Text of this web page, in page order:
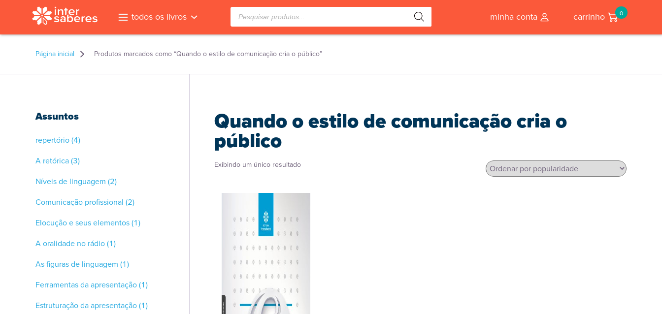
todos os livros Pesquisar
produtos minha conta carrinho 0
Página inicial Produtos marcados como “Quando o estilo de comunicação cria o público”
Assuntos
repertório(4)
A retórica(3)
Níveis de linguagem (2)
Comunicação profissional (2)
Elocução e seus elementos(1)
A oralidade no rádio(1)
As figuras de linguagem (1)
Ferramentas da apresentação(1)
Estruturação da apresentação(1)
Quando o estilo de comunicação cria o
público
Exibindo um único resultado